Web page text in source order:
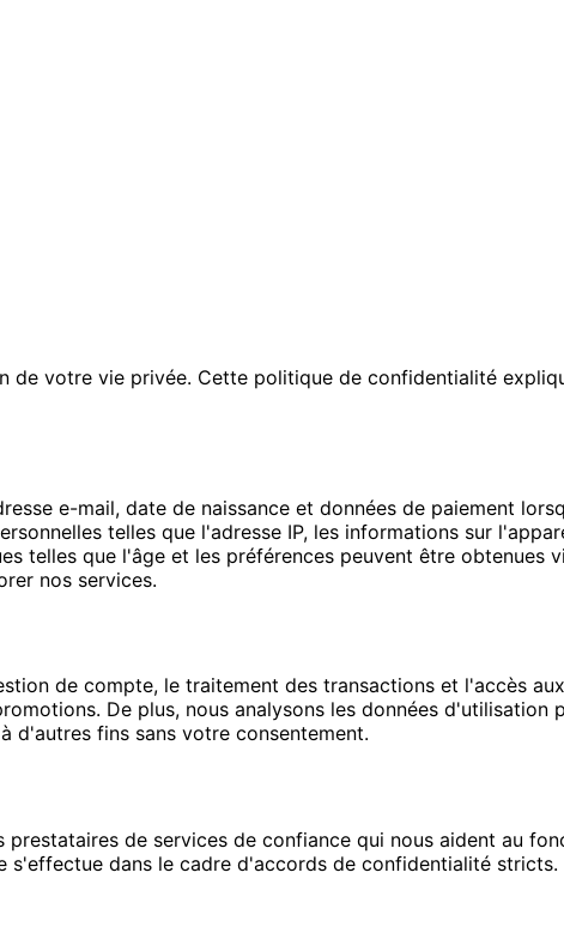
de votre vie privée. Cette politique de confidentialité
e-mail, date de naissance et données de paiement
telles que l'adresse IP, les informations sur
telles que l'âge et les préférences peuvent être obtenues
nos services.
de compte, le traitement des transactions et l'accès
De plus, nous analysons les données
d'autres fins sans votre consentement.
de services de confiance qui nous aident au
dans le cadre d'accords de confidentialité